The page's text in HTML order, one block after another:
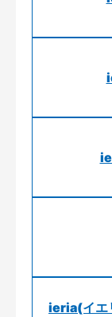
ieria(イエ